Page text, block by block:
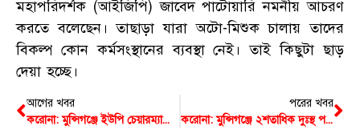
মহাপরিদর্শক (আইজিপি) জাবেদ পাটোয়ারি নমনীয় আচরণ
করতে বলেছেন। তাছাড়া যারা অটো-মিশুক চালায় তাদের
বিকল্প কোন কর্মসংস্থানের ব্যবস্থা নেই। তাই কিছুটা ছাড়
দেয়া হচ্ছে।
আগের খবর
করোনা: মুন্সিগঞ্জে ইউপি চেয়ারম্যানের বাড়ি ভাড়া মওকুফের ঘোষণা
পরের খবর
করোনা: মুন্সিগঞ্জে ২শতাধিক দুঃস্থ পরিবারের পাশে ছাত্রলীগ